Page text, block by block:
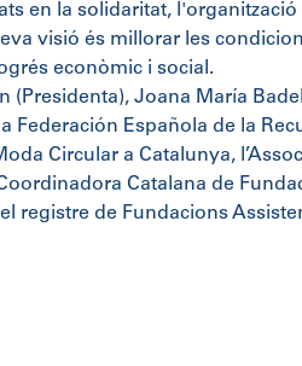
en la solidaritat,
visió és millorar les
econòmic i social.
(Presidenta), Joana María
Federación Española de la
Circular a Catalunya,
Catalana de
registre de Fundacions